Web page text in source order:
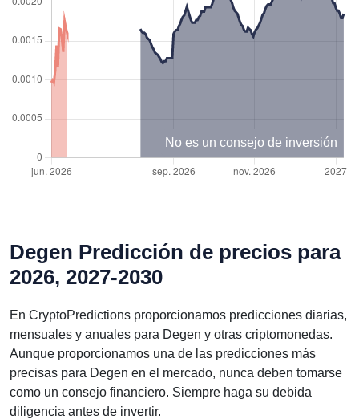
No es un consejo de inversión
Degen Predicción de precios para
2026, 2027-2030
En CryptoPredictions proporcionamos predicciones diarias,
mensuales y anuales para Degen y otras criptomonedas.
Aunque proporcionamos una de las predicciones más
precisas para Degen en el mercado, nunca deben tomarse
como un consejo financiero. Siempre haga su debida
diligencia antes de invertir.